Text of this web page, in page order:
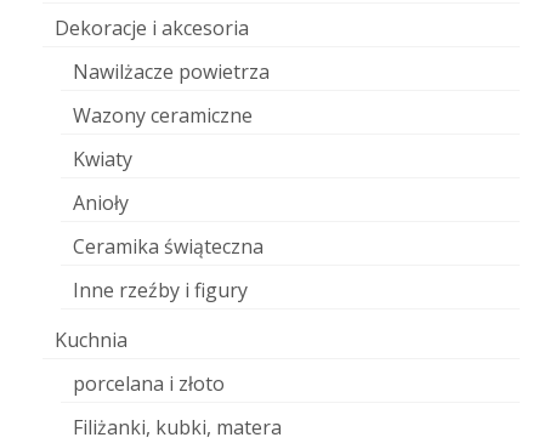
Dekoracje i akcesoria
Nawilżacze powietrza
Wazony ceramiczne
Kwiaty
Anioły
Ceramika świąteczna
Inne rzeźby i figury
Kuchnia
porcelana i złoto
Filiżanki, kubki, matera